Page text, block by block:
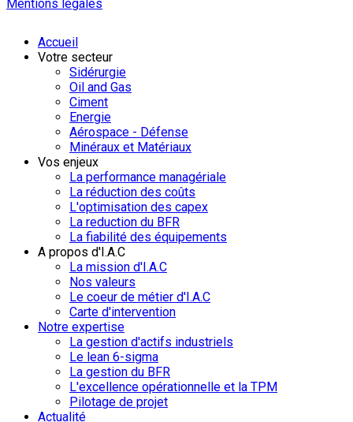
Mentions légales
Accueil
Votre secteur
Sidérurgie
Oil and Gas
Ciment
Energie
Aérospace - Défense
Minéraux et Matériaux
Vos enjeux
La performance managériale
La réduction des coûts
L'optimisation des capex
La reduction du BFR
La fiabilité des équipements
A propos d'I.A.C
La mission d'I.A.C
Nos valeurs
Le coeur de métier d'I.A.C
Carte d'intervention
Notre expertise
La gestion d'actifs industriels
Le lean 6-sigma
La gestion du BFR
L'excellence opérationnelle et la TPM
Pilotage de projet
Actualité